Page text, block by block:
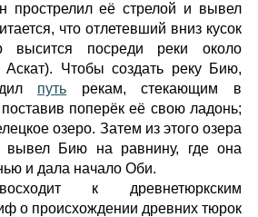
прострелил её стрелой и вывел
что отлетевший вниз кусок
посреди реки около
Аскат). Чтобы создать реку Бию,
путь рекам, стекающим в
поперёк её свою ладонь;
озеро. Затем из этого озера
Бию на равнину, где она
и дала начало Оби.
к древнетюркским
о происхождении древних тюрок